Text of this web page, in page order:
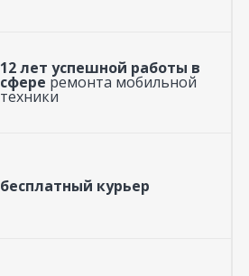
12 лет успешной работы в
сфере ремонта мобильной
техники
бесплатный курьер